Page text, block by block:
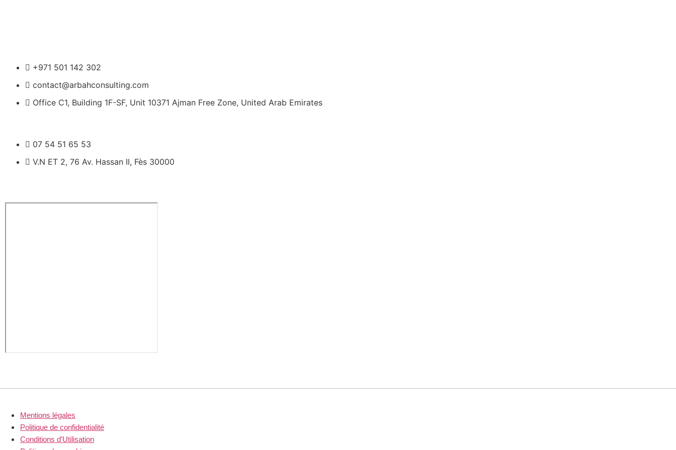
+971 501 142 302
contact@arbahconsulting.com
Office C1, Building 1F-SF, Unit 10371 Ajman Free Zone, United Arab Emirates
07 54 51 65 53
V.N ET 2, 76 Av. Hassan II, Fès 30000
Mentions légales
Politique de confidentialité
Conditions d’Utilisation